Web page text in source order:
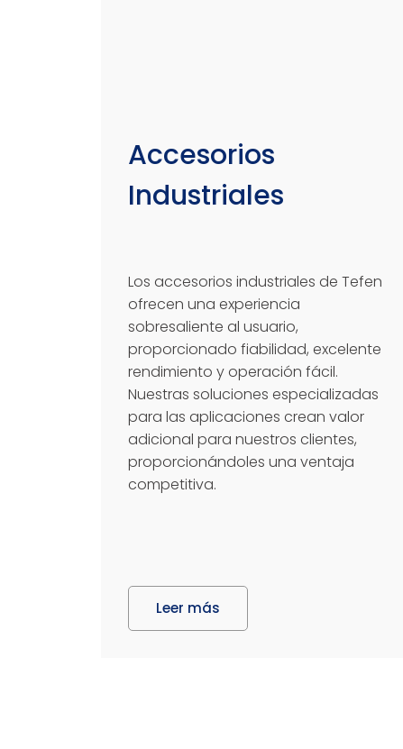
Accesorios
Industriales
Los accesorios industriales de Tefen
ofrecen una experiencia
sobresaliente al usuario,
proporcionado fiabilidad, excelente
rendimiento y operación fácil.
Nuestras soluciones especializadas
para las aplicaciones crean valor
adicional para nuestros clientes,
proporcionándoles una ventaja
competitiva.
Leer más